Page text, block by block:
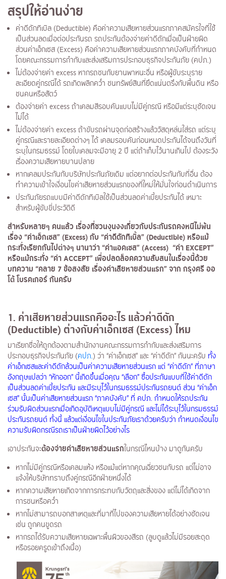
สรุปให้อ่านง่าย
ค่าดีดักทิเบิล (Deductible) คือค่าความเสียหายส่วนแรกภาคสมัครใจที่ใช้
เป็นส่วนลดเมื่อต่อประกันรถ รถประกันต้องจ่ายค่าดีดักเมื่อเป็นฝ่ายผิด
ส่วนค่าเอ็กเซส (Excess) คือค่าความเสียหายส่วนแรกภาคบังคับที่กำหนด
โดยคณะกรรมการกำกับและส่งเสริมการประกอบธุรกิจประกันภัย (คปภ.)
ไม่ต้องจ่ายค่า excess หากรถชนกับยานพาหนะอื่น หรือผู้ขับระบุราย
ละเอียดคู่กรณีได้ รถเกิดพลิกคว่ำ ชนทรัพย์สินที่ยึดแน่นตรึงกับพื้นดิน หรือ
ชนคนหรือสัตว์
ต้องจ่ายค่า excess ถ้าเคลมสีรอบคันแบบไม่มีคู่กรณี หรือมีแต่ระบุชัดเจน
ไม่ได้
ไม่ต้องจ่ายค่า excess ถ้าขับรถผ่านจุดก่อสร้างแล้ววัสดุหล่นใส่รถ แต่ระบุ
คู่กรณีและรายละเอียดต่างๆ ได้ เคลมรอบคันก่อนหมดประกันได้จนถึงวันที่
ระบุในกรมธรรม์ โดยใบเคลมจะมีอายุ 2 ปี แต่ถ้าเก็บไว้นานเกินไป ต้องระวัง
เรื่องความเสียหายบานปลาย
หากเคลมประกันกับบริษัทประกันภัยเดิม แต่อยากต่อประกันกับที่อื่น ต้อง
ทำความเข้าใจเงื่อนไขค่าเสียหายส่วนแรกของที่ใหม่ให้มั่นใจก่อนดำเนินการ
ประกันภัยรถแบบมีค่าดีดักทิเบิลใช้เป็นส่วนลดค่าเบี้ยประกันได้ เหมาะ
สำหรับผู้ขับขี่ประวัติดี
สำหรับหลายๆ คนแล้ว เรื่องที่ชวนงุนงงเกี่ยวกับประกันรถคงหนีไม่พ้น
เรื่อง “ค่าเอ็กเซส” (Excess) กับ “ค่าดีดักทิเบิ้ล” (Deductible) หรือแม้
กระทั่งเรียกกันไปต่างๆ นานาว่า “ค่าแอคเซส” (Access) “ค่า EXCEPT”
หรือแม้กระทั่ง “ค่าACCEPT” เพื่อปลดล็อคความสับสนในเรื่องนี้ด้วย
บทความ “คลาย 7ข้อสงสัย เรื่องค่าเสียหายส่วนแรก” จาก กรุงศรี ออ
โต้ โบรคเกอร์ กันครับ
1. ค่าเสียหายส่วนแรกคืออะไร แล้วค่าดีดัก
(Deductible) ต่างกับค่าเอ็กเซส (Excess) ไหม
มาเรียกชื่อให้ถูกต้องตามสำนักงานคณะกรรมการกำกับและส่งเสริมการ
ประกอบธุรกิจประกันภัย (คปภ.) ว่า “ค่าเอ็กเซส” และ “ค่าดีดัก” กันนะครับ ทั้ง
ค่าเอ็กเซสและค่าดีดักล้วนเป็นค่าความเสียหายส่วนแรก แต่ “ค่าดีดัก” ที่ภาษา
อังกฤษแปลว่า “หักออก” นี้เกิดขึ้นเมื่อคุณ “เลือก” ซื้อประกันแบบที่ใช้ค่าดีดัก
เป็นส่วนลดค่าเบี้ยประกัน และมีระบุไว้ในกรมธรรม์ประกันรถยนต์ ส่วน “ค่าเอ็ก
เซส” นั้นเป็นค่าเสียหายส่วนแรก “ภาคบังคับ” ที่ คปภ. กำหนดให้รถประกัน
ร่วมรับผิดส่วนแรกเมื่อเกิดอุบัติเหตุแบบไม่มีคู่กรณี และไม่ได้ระบุไว้ในกรมธรรม์
ประกันรถยนต์ ทั้งนี้ แล้วแต่เงื่อนไขในประกันภัยเราด้วยครับว่า กำหนดเงื่อนไข
ความรับผิดกรณีรถเราเป็นฝ่ายผิดไว้อย่างไร
เอาประกันจะต้องจ่ายค่าเสียหายส่วนแรกในกรณีไหนบ้าง มาดูกันครับ
หากไม่มีคู่กรณีหรือเคลมแห้ง หรือแม้แต่หากคุณเฉี่ยวชนกับรถ แต่ไม่อาจ
แจ้งให้บริษัททราบถึงคู่กรณีอีกฝ่ายหนึ่งได้
หากความเสียหายเกิดจากการกระทบกับวัตถุและสิ่งของ แต่ไม่ได้เกิดจาก
การชนหรือคว่ำ
หากไม่สามารถบอกสาเหตุและที่มาที่ไปของความเสียหายได้อย่างชัดเจน
เช่น ถูกคนขูดรถ
หากรถได้รับความเสียหายเฉพาะพื้นผิวของสีรถ (ลูบดูแล้วไม่มีรอยสะดุด
หรือรอยครูดเข้าถึงเนื้อ)